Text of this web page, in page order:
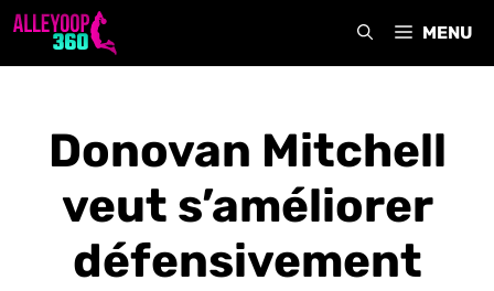
Aller
MENU
Donovan Mitchell
veut s’améliorer
défensivement